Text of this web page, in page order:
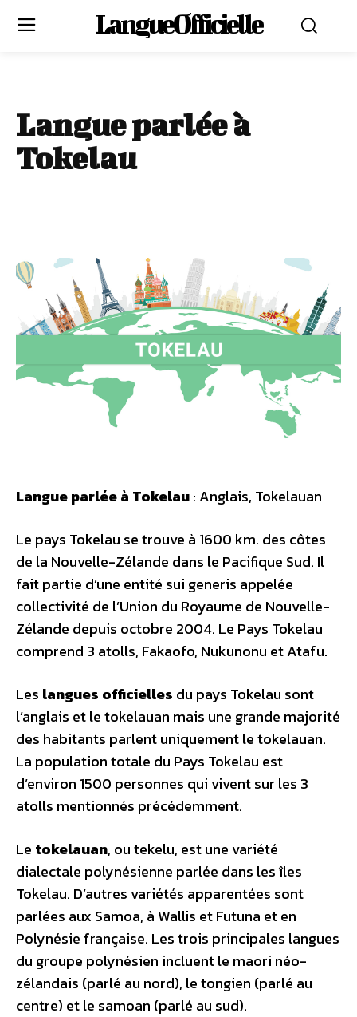
LangueOfficielle
Langue parlée à
Tokelau
Langue parlée à Tokelau: Anglais, Tokelauan
Le pays Tokelau se trouve à 1600 km. des côtes
de la Nouvelle-Zélande dans le Pacifique Sud. Il
fait partie d’une entité sui generis appelée
collectivité de l’Union du Royaume de Nouvelle-
Zélande depuis octobre 2004. Le Pays Tokelau
comprend 3 atolls, Fakaofo, Nukunonu et Atafu.
Les langues officielles du pays Tokelau sont
l’anglais et le tokelauan mais une grande majorité
des habitants parlent uniquement le tokelauan.
La population totale du Pays Tokelau est
d’environ 1500 personnes qui vivent sur les 3
atolls mentionnés précédemment.
Le tokelauan, ou tekelu, est une variété
dialectale polynésienne parlée dans les îles
Tokelau. D’autres variétés apparentées sont
parlées aux Samoa, à Wallis et Futuna et en
Polynésie française. Les trois principales langues
du groupe polynésien incluent le maori néo-
zélandais (parlé au nord), le tongien (parlé au
centre) et le samoan (parlé au sud).